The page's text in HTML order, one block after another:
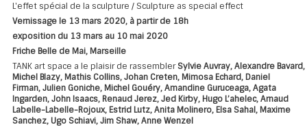
L'effet spécial de la sculpture / Sculpture as special effect
Vernissage le 13 mars 2020, à partir de 18h
exposition du 13 mars au 10 mai 2020
Friche Belle de Mai, Marseille
TANK art space a le plaisir de rassemblerSylvie Auvray, Alexandre Bavard,
Michel Blazy, Mathis Collins, Johan Creten, Mimosa Echard, Daniel
Firman,Julien Goniche, Michel Gouéry, Amandine Guruceaga,Agata
Ingarden, John Isaacs, Renaud Jerez, Jed Kirby, Hugo L’ahelec, Arnaud
Labelle-Labelle-Rojoux, Estrid Lutz, Anita Molinero, Elsa Sahal, Maxime
Sanchez, Ugo Schiavi, Jim Shaw, Anne Wenzel